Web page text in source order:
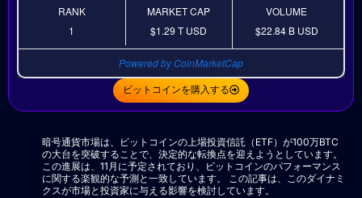
RANK
1
MARKET CAP
$1.29 TUSD
VOLUME
$22.84 B USD
Powered by CoinMarketCap
ビットコインを購入する
暗号通貨市場は、ビットコインの上場投資信託（ETF）が100万BTC
の大台を突破することで、決定的な転換点を迎えようとしています。
この進展は、11月に予定されており、ビットコインのパフォーマンス
に関する楽観的な予測と一致しています。 この記事は、このダイナミ
クスが市場と投資家に与える影響を検討しています。